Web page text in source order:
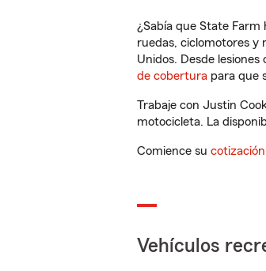
¿Sabía que State
ruedas, ciclomotores y
Unidos. Desde
de cobertura para que
Trabaje con Justin
motocicleta. La
Comience su
Vehículos